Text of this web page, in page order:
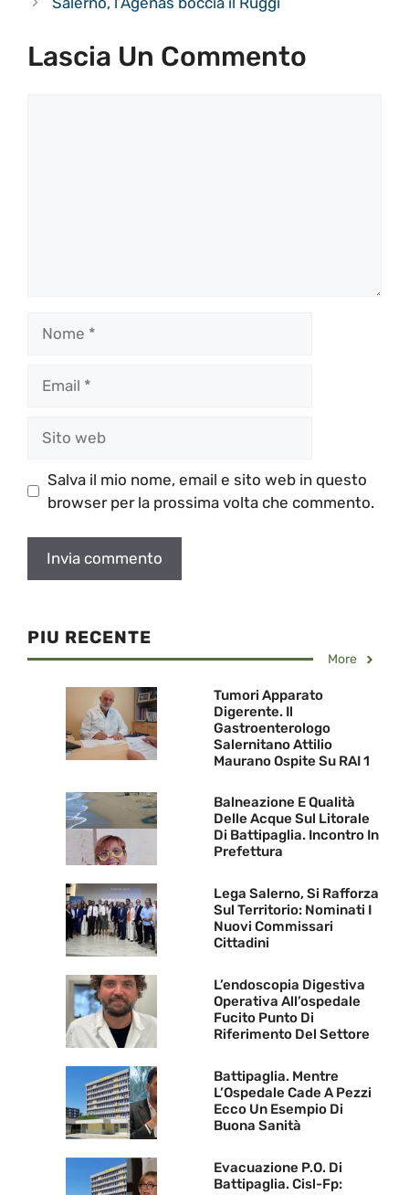
Lascia Un Commento
web
Salva il mio nome, email e sito web in questo
browser per la prossima volta che commento.
PIU RECENTE
More
Tumori Apparato
Digerente. Il
Gastroenterologo
Salernitano Attilio
Maurano Ospite Su RAI 1
Balneazione E Qualità
Delle Acque Sul Litorale
Di Battipaglia. Incontro In
Prefettura
Lega Salerno, Si Rafforza
Sul Territorio: Nominati I
Nuovi Commissari
Cittadini
L’endoscopia Digestiva
Operativa All’ospedale
Fucito Punto Di
Riferimento Del Settore
Battipaglia. Mentre
L’Ospedale Cade A Pezzi
Ecco Un Esempio Di
Buona Sanità
Evacuazione P.O. Di
Battipaglia. Cisl-Fp: